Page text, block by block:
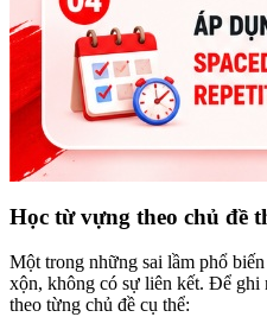
Học từ vựng theo chủ đề
Một trong những sai lầm phổ
xộn, không có sự liên kết. Để ghi
theo từng chủ đề cụ thể: